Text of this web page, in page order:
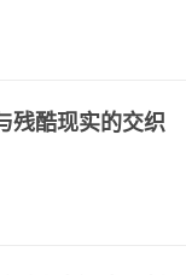
残酷现实的交织